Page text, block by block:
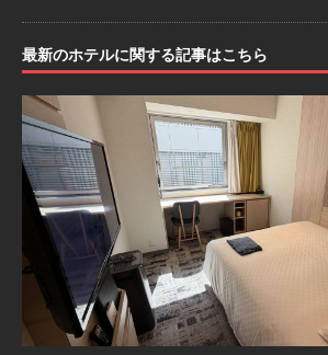
最新のホテルに関する記事はこちら